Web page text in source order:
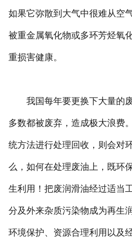
如果它弥散到大气中很难从空
被重金属氧化物或多环芳烃氧
重损害健康。
我国每年要更换下大量的废
多数都被废弃，造成极大浪费
统方法进行处理回收，则会对
么，如何在处理废油上，既环
生利用！把废润滑油经过适当
分及外来杂质污染物成为再生
环境保护、资源合理利用以及